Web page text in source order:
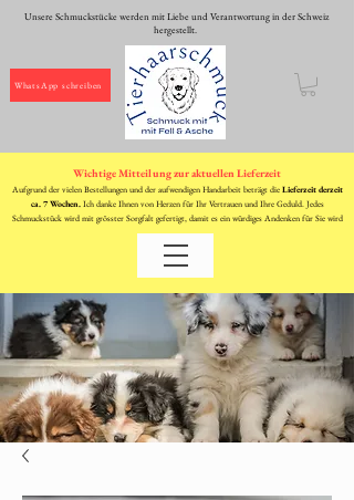
Unsere Schmuckstücke werden mit Liebe und Verantwortung in der Schweiz
hergestellt.
Wichtige Mitteilung zur aktuellen Lieferzeit
Aufgrund der vielen Bestellungen und der aufwendigen Handarbeit beträgt die Lieferzeit derzeit
ca. 7 Wochen. Ich danke Ihnen von Herzen für Ihr Vertrauen und Ihre Geduld. Jedes
Schmuckstück wird mit grösster Sorgfalt gefertigt, damit es ein würdiges Andenken für Sie wird
WhatsApp schreiben